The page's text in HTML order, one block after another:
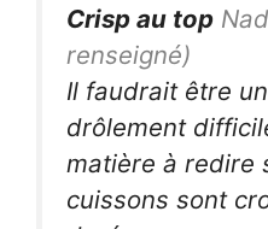
Crisp au top
renseigné)
Il faudrait être
drôlement
matière à redire
cuissons sont